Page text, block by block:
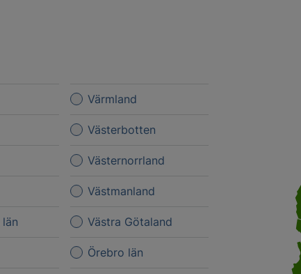
Värmland
Västerbotten
Västernorrland
Västmanland
Västra Götaland
Örebro län